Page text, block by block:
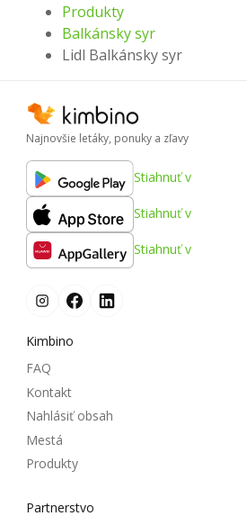
Produkty
Balkánsky syr
Lidl Balkánsky syr
Najnovšie letáky, ponuky a zľavy
Stiahnuť v
Stiahnuť v
Stiahnuť v
Kimbino
FAQ
Kontakt
Nahlásiť obsah
Mestá
Produkty
Partnerstvo